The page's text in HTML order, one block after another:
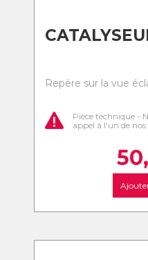
Repère sur la vue
Pièce technique -
appel à l'un de